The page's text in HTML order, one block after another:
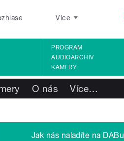
Více
PROGRAM
AUDIOARCHIV
KAMERY
O nás Více…
Jak nás naladíte na DABu